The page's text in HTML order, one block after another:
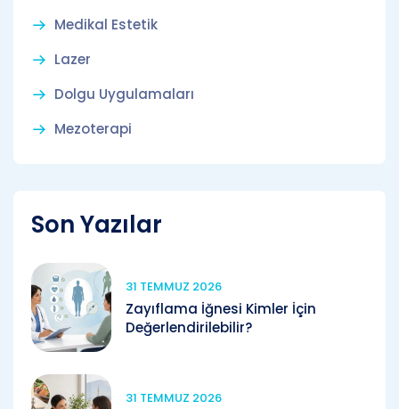
Medikal Estetik
Lazer
Dolgu Uygulamaları
Mezoterapi
Son Yazılar
31 TEMMUZ 2026
Zayıflama İğnesi Kimler İçin
Değerlendirilebilir?
31 TEMMUZ 2026